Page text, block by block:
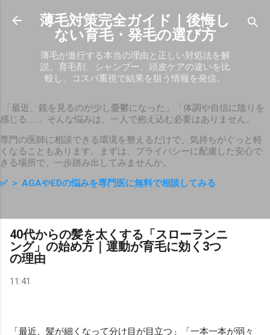
スキップしてメイン コンテンツに移動
薄毛対策完全ガイド｜後悔し
ない育毛・発毛の選び方
薄毛が進行する本当の理由と正しい対処法を解
説。育毛剤、シャンプー、頭皮ケアの違いを比
較し、コスパ重視で結果を狙う情報を発信。
「最近、鏡を見るのが少し憂鬱になった」「体調や自信に陰りを
感じる……」そんな悩みは、一人で抱え込む必要はありません。
専門の医師に相談できる環境を整えるだけで、気持ちがぐっと軽
くなることもあります。まずは、プライバシーに配慮した安心で
きる場所で、一歩踏み出してみませんか。
✅ ＞ AGAやEDの悩みを専門医に無料で相談してみる
40代からの髪を太くする「スローランニ
ング」の始め方｜運動が育毛に効く3つ
の理由
11:41
「最近、髪が細くなって分け目が目立つ」「一本一本が弱々